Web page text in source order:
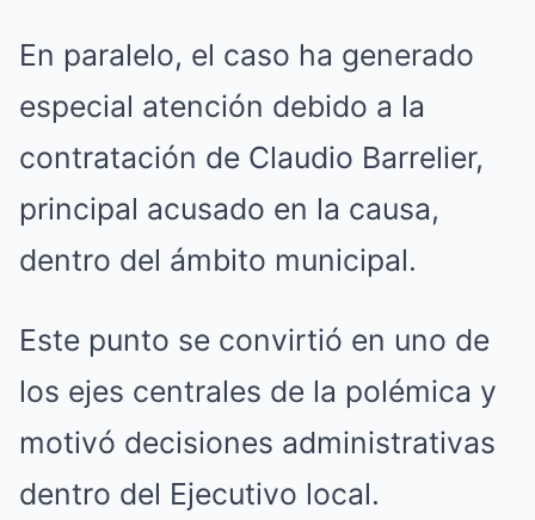
En paralelo, el caso ha generado
especial atención debido a la
contratación de Claudio Barrelier,
principal acusado en la causa,
dentro del ámbito municipal.
Este punto se convirtió en uno de
los ejes centrales de la polémica y
motivó decisiones administrativas
dentro del Ejecutivo local.